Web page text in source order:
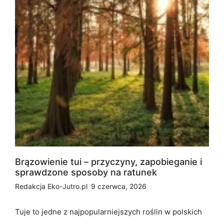
Brązowienie tui – przyczyny, zapobieganie i
sprawdzone sposoby na ratunek
Redakcja Eko-Jutro.pl 9 czerwca, 2026
Tuje to jedne z najpopularniejszych roślin w polskich